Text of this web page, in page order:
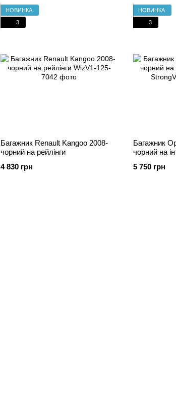
НОВИНКА
3
Багажник Renault Kangoo 2008-
чорний на рейлінги
4 830 грн
НОВИНКА
3
Багажник
чорний на
5 750 грн